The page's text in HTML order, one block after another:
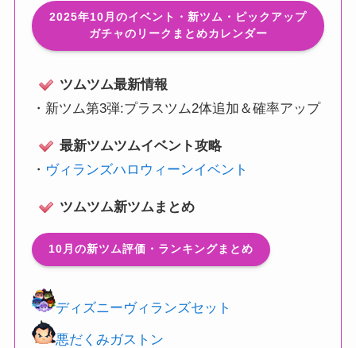
2025年10月のイベント・新ツム・ピックアップ
ガチャのリークまとめカレンダー
ツムツム最新情報
・ 新ツム第3弾:プラスツム2体追加＆確率アップ
最新ツムツムイベント攻略
・ ヴィランズハロウィーンイベント
ツムツム新ツムまとめ
10月の新ツム評価・ランキングまとめ
ディズニーヴィランズセット
悪だくみガストン